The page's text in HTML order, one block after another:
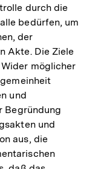
durch die
bedürfen, um
der
Akte. Die Ziele
möglicher
und
Begründung
und
aus, die